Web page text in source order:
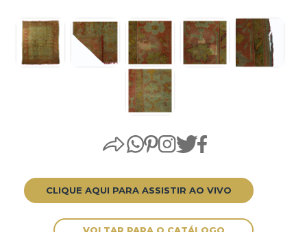
CLIQUE AQUI PARA ASSISTIR AO VIVO